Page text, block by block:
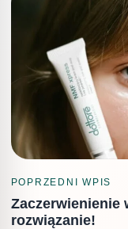
POPRZEDNI WPIS
Zaczerwienienie
rozwiązanie!